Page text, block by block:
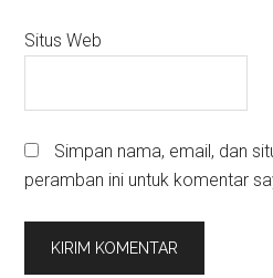
Situs Web
Simpan nama, email, dan
peramban ini untuk komentar